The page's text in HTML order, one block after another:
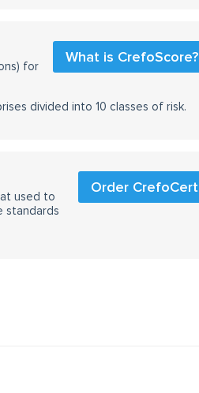
What is CrefoScore?
for
divided into 10 classes of risk.
Order CrefoCert
used to
standards